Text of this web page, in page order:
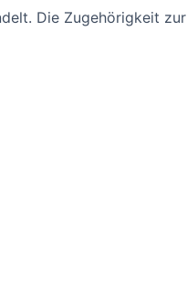
Die Zugehörigkeit zur